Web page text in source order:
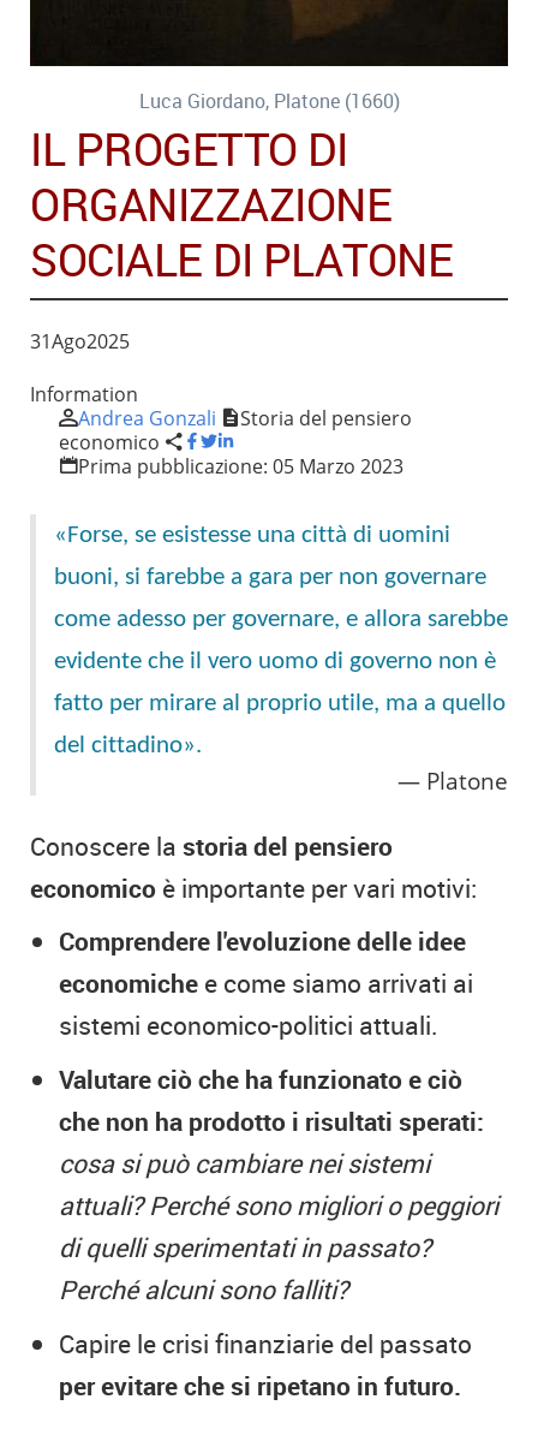
Luca Giordano, Platone (1660)
IL PROGETTO DI
ORGANIZZAZIONE
SOCIALE DI PLATONE
31Ago2025
Information
Andrea Gonzali
Storia del pensiero
economico
Prima pubblicazione: 05 Marzo 2023
«Forse, se esistesse una città di uomini
buoni, si farebbe a gara per non governare
come adesso per governare, e allora sarebbe
evidente che il vero uomo di governo non è
fatto per mirare al proprio utile, ma a quello
del cittadino».
Platone
Conoscere la storia del pensiero
economico è importante per vari motivi:
Comprendere l'evoluzione delle idee
economiche e come siamo arrivati ai
sistemi economico-politici attuali.
Valutare ciò che ha funzionato e ciò
che non ha prodotto i risultati sperati:
cosa si può cambiare nei sistemi
attuali? Perché sono migliori o peggiori
di quelli sperimentati in passato?
Perché alcuni sono falliti?
Capire le crisi finanziarie del passato
per evitare che si ripetano in futuro.